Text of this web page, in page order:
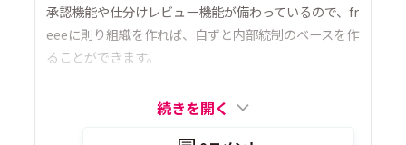
承認機能や仕分けレビュー機能が備わっているので、fr
eeeに則り組織を作れば、自ずと内部統制のベースを作
ることができます。
続きを開く